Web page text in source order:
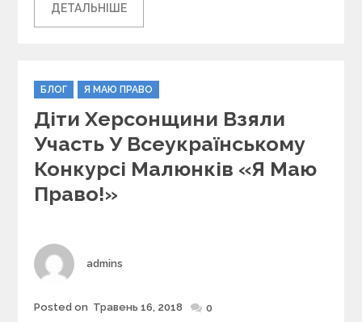
ДЕТАЛЬНІШЕ
C
a
t
e
g
o
r
i
БЛОГ Я МАЮ ПРАВО
Діти Херсонщини Взяли
Участь У Всеукраїнському
Конкурсі Малюнків «Я Маю
Право!»
Author
admins
Posted
Posted on Травень 16, 2018 0